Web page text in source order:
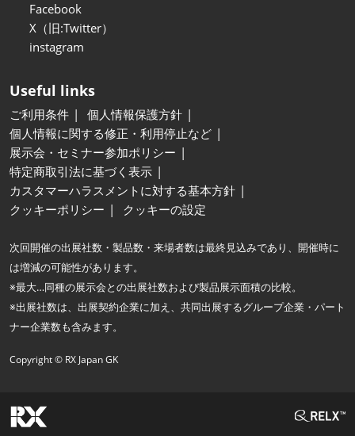
Facebook
X（旧:Twitter）
instagram
Useful links
ご利用条件
個人情報保護方針
個人情報に関する修正・利用停止など
展示会・セミナー参加ポリシー
特定商取引法に基づく表示
カスタマーハラスメントに対する基本方針
クッキーポリシー
クッキーの設定
次回開催の出展社数・製品数・来場者数は最終見込みであり、開催時に
は増減の可能性があります。
※最大…同種の展示会との出展社数および製品展示面積の比較。
※出展社数は、出展契約企業に加え、共同出展するグループ企業・パート
ナー企業数も含みます。
Copyright © RX Japan GK